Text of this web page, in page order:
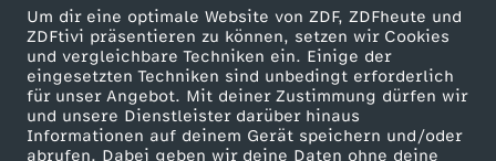
Um dir eine optimale Website von ZDF, ZDFheute und
ZDFtivi präsentieren zu können, setzen wir Cookies
und vergleichbare Techniken ein. Einige der
eingesetzten Techniken sind unbedingt erforderlich
für unser Angebot. Mit deiner Zustimmung dürfen wir
und unsere Dienstleister darüber hinaus
Informationen auf deinem Gerät speichern und/oder
abrufen. Dabei geben wir deine Daten ohne deine
m
E
n
Mehr ZDF
ZDF-Apps
Service
ZDFmitreden